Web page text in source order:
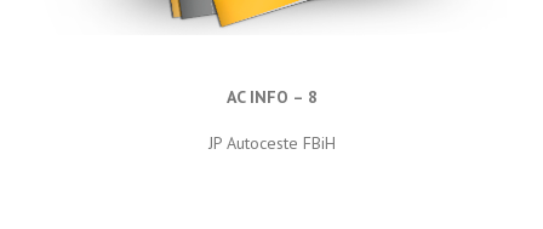
AC INFO – 8
JP Autoceste FBiH